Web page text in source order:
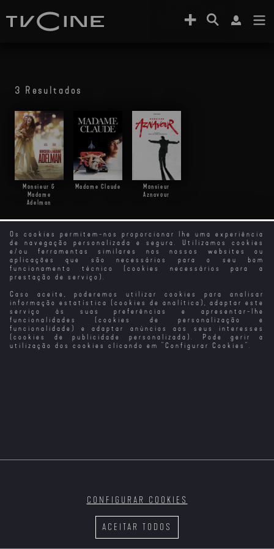
Os cookies permitem-nos proporcionar lhe uma experiência
de navegação personalizada e segura. Utilizamos cookies
e/ou ferramentas similares nos nossos websites ou
aplicações que são necessários para o seu bom
funcionamento técnico (cookies necessários para a
prestação de serviço).
Caso aceite, poderemos utilizar cookies para analisar
informação estatística (cookies de analítica), adaptar este
serviço às suas preferências e apresentar-lhe
funcionalidades (cookies de personalização e
funcionalidade) e adaptar anúncios aos seus interesses
(cookies de publicidade personalizada). Pode gerir a
utilização dos cookies clicando em " Configurar Cookies ".
ACEITAR TODOS
CONFIGURAR COOKIES
3 Resultados
Monsieur &
Madame
Adelman
Madame Claude
Monsieur
Aznavour